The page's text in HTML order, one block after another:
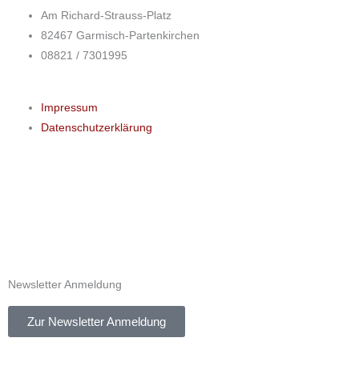
Am Richard-Strauss-Platz
82467 Garmisch-Partenkirchen
08821 / 7301995
Impressum
Datenschutzerklärung
Newsletter Anmeldung
Zur Newsletter Anmeldung